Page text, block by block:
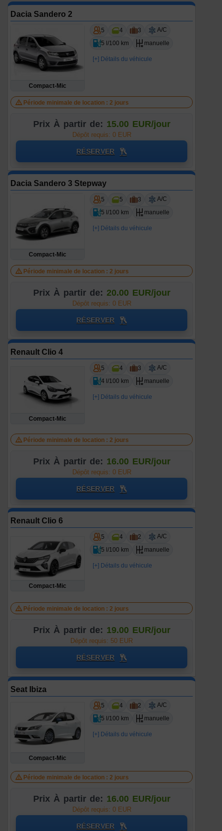
Dacia Sandero 2
Compact-Mic
5 4 3
A/C
5 l/100 km
manuelle
[+] Détails du véhicule
Période minimale de location : 2 jours
Prix À partir de: 15.00 EUR/jour
Dépôt requis: 0 EUR
RÉSERVER
Dacia Sandero 3 Stepway
Compact-Mic
5 5 3
A/C
5 l/100 km
manuelle
[+] Détails du véhicule
Période minimale de location : 2 jours
Prix À partir de: 20.00 EUR/jour
Dépôt requis: 0 EUR
RÉSERVER
Renault Clio 4
Compact-Mic
5 4 3
A/C
4 l/100 km
manuelle
[+] Détails du véhicule
Période minimale de location : 2 jours
Prix À partir de: 16.00 EUR/jour
Dépôt requis: 0 EUR
RÉSERVER
Renault Clio 6
Compact-Mic
5 4 2
A/C
5 l/100 km
manuelle
[+] Détails du véhicule
Période minimale de location : 2 jours
Prix À partir de: 19.00 EUR/jour
Dépôt requis: 50 EUR
RÉSERVER
Seat Ibiza
Compact-Mic
5 4 2
A/C
5 l/100 km
manuelle
[+] Détails du véhicule
Période minimale de location : 2 jours
Prix À partir de: 16.00 EUR/jour
Dépôt requis: 0 EUR
RÉSERVER